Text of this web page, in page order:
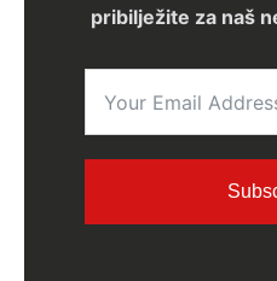
pribilježite za naš